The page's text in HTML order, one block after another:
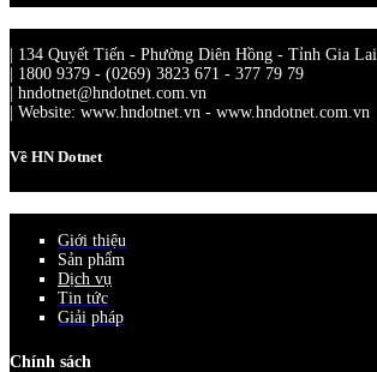
| 134 Quyết Tiến - Phường Diên Hồng - Tỉnh Gia Lai
| 1800 9379 - (0269) 3823 671 - 377 79 79
| hndotnet@hndotnet.com.vn
| Website: www.hndotnet.vn - www.hndotnet.com.vn
Về HN Dotnet
Giới thiệu
Sản phẩm
Dịch vụ
Tin tức
Giải pháp
Chính sách